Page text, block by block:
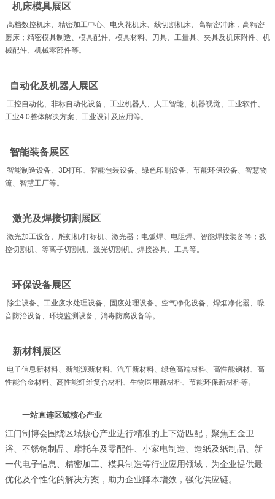
机床模具展区
高档数控机床、精密加工中心、电火花机床、线切割机床、高精密冲床，高精密
磨床；精密模具制造、模具配件、模具材料、刀具、工量具、夹具及机床附件、机
械配件、机械零部件等。
自动化及机器人展区
工控自动化、非标自动化设备、工业机器人、人工智能、机器视觉、工业软件、
工业4.0整体解决方案、工业设计及应用等。
智能装备展区
智能制造设备、3D打印、智能包装设备、绿色印刷设备、节能环保设备、智慧物
流、智慧工厂等。
激光及焊接切割展区
激光加工设备、雕刻机/打标机、激光器；电弧焊、电阻焊、智能焊接装备等；数
控切割机、等离子切割机、激光切割机、焊接器具、工具等。
环保设备展区
除尘设备、工业废水处理设备、固废处理设备、空气净化设备、焊烟净化器、噪
音防治设备、环境监测设备、消毒防腐设备等。
新材料展区
电子信息新材料、新能源新材料、汽车新材料、绿色高端材料、高性能钢材、高
性能合金材料、高性能纤维复合材料、生物医用新材料、节能环保新材料等。
一站直连区域核心产业
江门制博会围绕区域核心产业进行精准的上下游匹配，聚焦五金卫
浴、不锈钢制品、摩托车及零配件、小家电制造、造纸及纸制品、新
一代电子信息、精密加工、模具制造等行业应用领域，为企业提供最
优化及个性化的解决方案，助力企业降本增效，强化供应链。